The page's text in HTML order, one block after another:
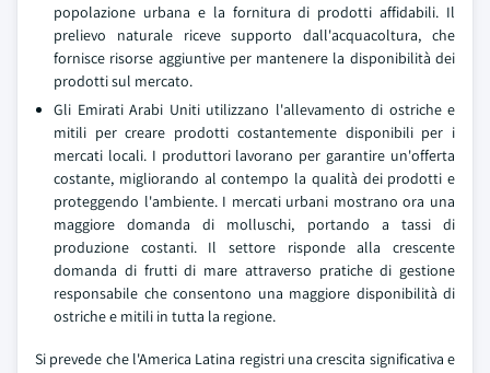
popolazione urbana e la fornitura di prodotti affidabili. Il
prelievo naturale riceve supporto dall'acquacoltura, che
fornisce risorse aggiuntive per mantenere la disponibilità dei
prodotti sul mercato.
Gli Emirati Arabi Uniti utilizzano l'allevamento di ostriche e
mitili per creare prodotti costantemente disponibili per i
mercati locali. I produttori lavorano per garantire un'offerta
costante, migliorando al contempo la qualità dei prodotti e
proteggendo l'ambiente. I mercati urbani mostrano ora una
maggiore domanda di molluschi, portando a tassi di
produzione costanti. Il settore risponde alla crescente
domanda di frutti di mare attraverso pratiche di gestione
responsabile che consentono una maggiore disponibilità di
ostriche e mitili in tutta la regione.
Si prevede che l'America Latina registri una crescita significativa e